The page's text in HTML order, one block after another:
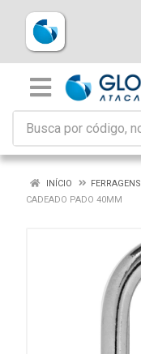
INÍCIO FERRAGENS
CADEADO PADO 40MM